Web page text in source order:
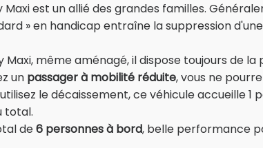
est un allié des grandes familles.
» en handicap entraîne la suppression
même aménagé, il dispose toujours de la
un passager à mobilité réduite, vous ne
le décaissement, ce véhicule accueille 1
total.
de6 personnes à bord, belle performance